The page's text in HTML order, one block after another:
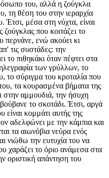
του, αλλά η ζούγκλα
τη θέση του στην ιεραρχία
Έτσι, μέσα στη νύχτα, είναι
ζούγκλας που κοιτάζει το
περνάνε, ενώ ακούει κι
τις συστάδες: την
το πιθηκάκι όταν πέφτει στα
των γρύλλων, το
το σύριγμα του κροταλία που
τα κουρασμένα βήματα της
στην αμμουδιά, την ήσυχη
το σκοτάδι. Έτσι, αργά
είναι κομμάτι αυτής της
αδελφώνει με την κάμπια και
τα αιωνόβια νεύρα ενός
νιώθω την ευτυχία του να
χαράζει το όριο ανάμεσα στα
οριστική απάντηση του